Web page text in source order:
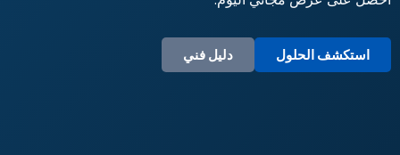
استكشف الحلول دليل فني